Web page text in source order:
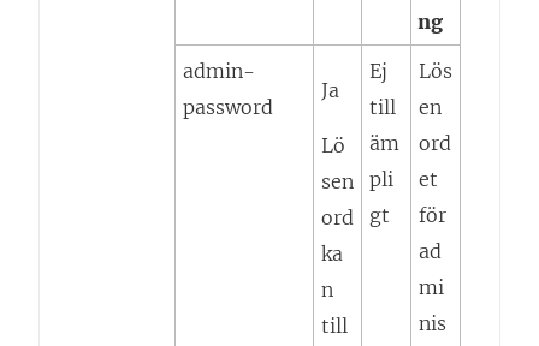
ng
admin-
password
Ja
Lö
sen
ord
ka
n
till
Ej
till
äm
pli
gt
Lös
en
ord
et
för
ad
mi
nis